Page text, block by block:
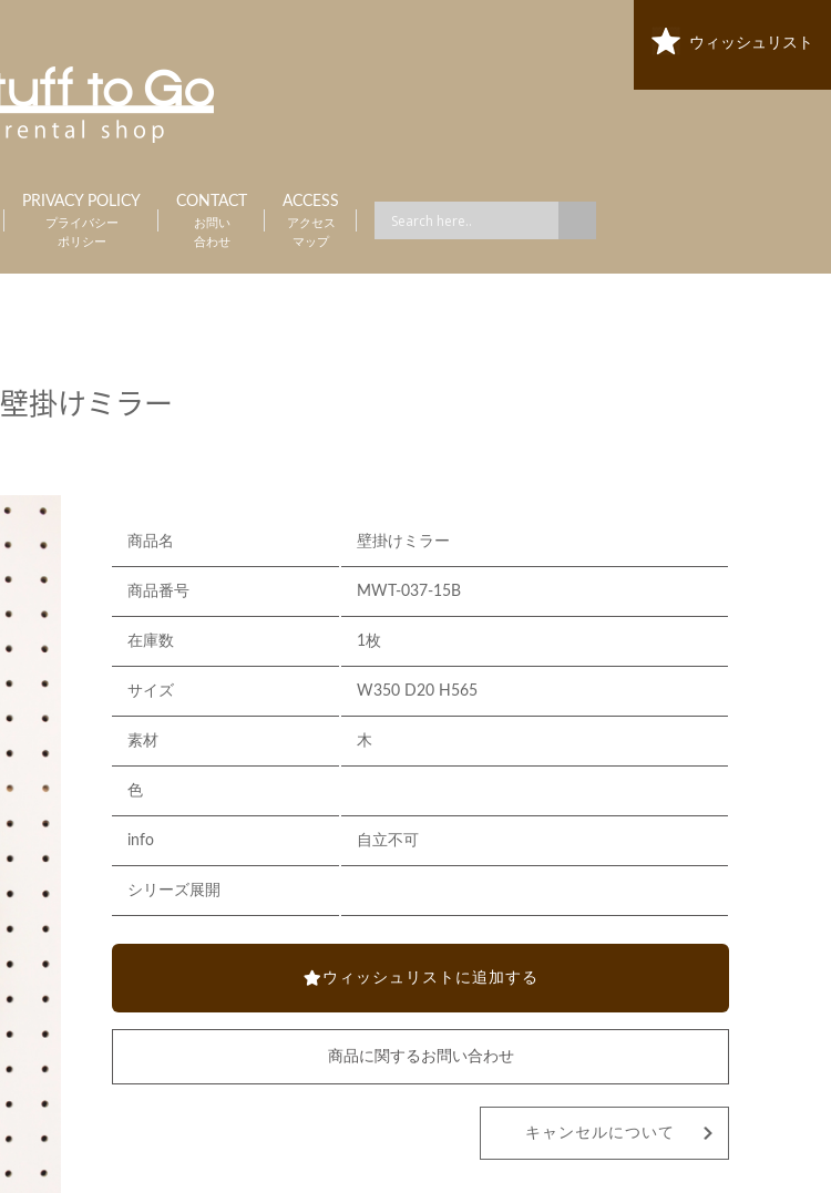
ウィッシュリスト
PRIVACY POLICY
プライバシー
ポリシー
CONTACT
お問い
合わせ
ACCESS
アクセス
マップ
壁掛けミラー
商品名 壁掛けミラー
商品番号 MWT-037-15B
在庫数 1枚
サイズ W350 D20 H565
素材 木
色
info 自立不可
シリーズ展開
ウィッシュリストに追加する
商品に関するお問い合わせ
キャンセルについて